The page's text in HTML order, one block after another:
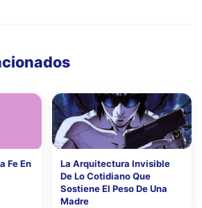
Fe En
La Arquitectura Invisible
De Lo Cotidiano Que
Sostiene El Peso De Una
Madre